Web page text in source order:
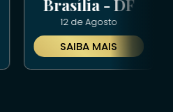
Brasília - DF
12 de Agosto
SAIBA MAIS